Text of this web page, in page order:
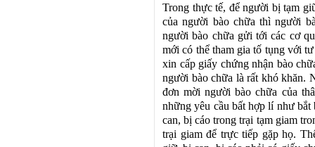
Trong thực tế, để người bị tạm
của người bào chữa thì người
người bào chữa gửi tới các cơ
mới có thể tham gia tố tụng với
xin cấp giấy chứng nhận bào
người bào chữa là rất khó khăn.
đơn mời người bào chữa của
những yêu cầu bất hợp lí như
can, bị cáo trong trại tạm giam
trại giam để trực tiếp gặp họ.